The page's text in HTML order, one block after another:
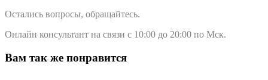
Остались вопросы, обращайтесь.
Онлайн консультант на связи с 10:00 до 20:00 по Мск.
Вам так же понравится